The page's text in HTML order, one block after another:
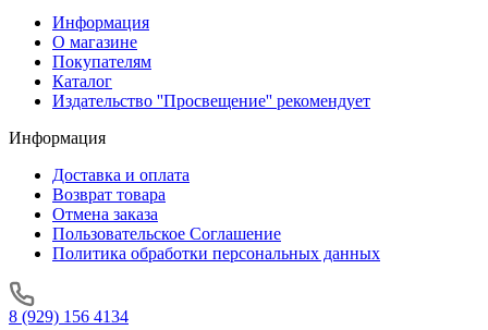
Информация
О магазине
Покупателям
Каталог
Издательство ''Просвещение'' рекомендует
Информация
Доставка и оплата
Возврат товара
Отмена заказа
Пользовательское Соглашение
Политика обработки персональных данных
8 (929) 156 4134